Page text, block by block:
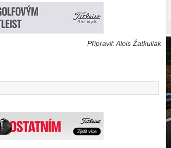
Připravil: Alois Žatkuliak